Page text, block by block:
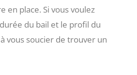
en place. Si vous voulez
du bail et le profil du
vous soucier de trouver un